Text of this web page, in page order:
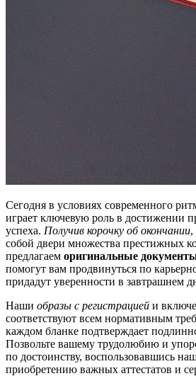
Сегодня в условиях современного
играет ключевую роль в достижении
успеха. Получив корочку об окончании,
собой двери множества престижных
предлагаем оригинальные
помогут вам продвинуться по
придадут уверенности в завтрашнем
Наши образы с регистрацией и
соответствуют всем нормативным
каждом бланке подтверждает
Позвольте вашему трудолюбию и
по достоинству, воспользовавшись
приобретению важных аттестатов и